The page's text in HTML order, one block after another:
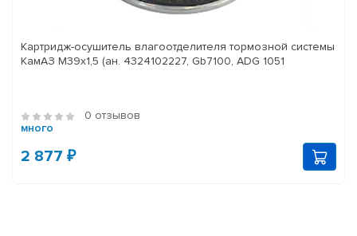
Картридж-осушитель влагоотделителя тормозной системы
КамАЗ M39x1,5 (ан. 4324102227, Gb7100, ADG 1051
0 отзывов
много
2 877 ₽